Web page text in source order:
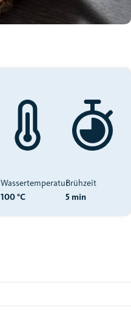
Wassertemperatur
100 °C
Brühzeit
5 min